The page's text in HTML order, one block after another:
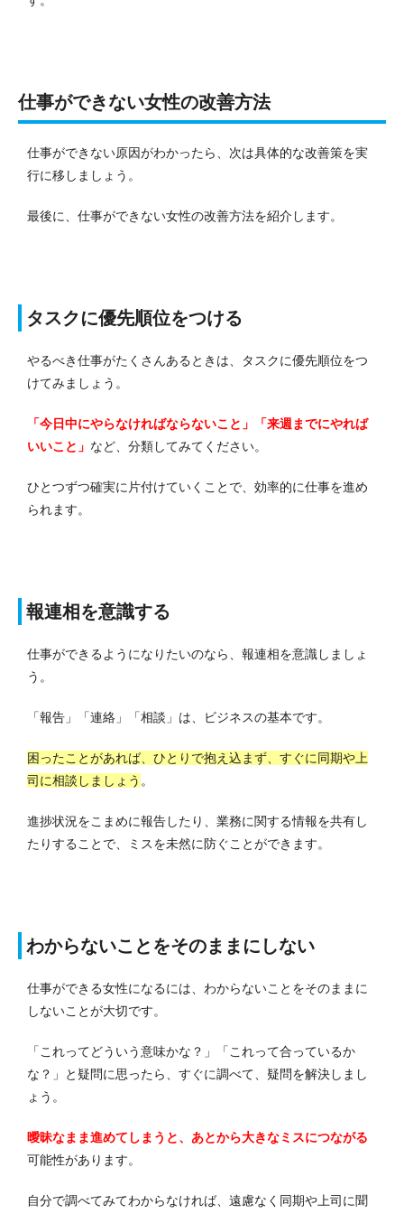
仕事ができない女性の改善方法
仕事ができない原因がわかったら、次は具体的な改善策を実
行に移しましょう。
最後に、仕事ができない女性の改善方法を紹介します。
タスクに優先順位をつける
やるべき仕事がたくさんあるときは、タスクに優先順位をつ
けてみましょう。
「今日中にやらなければならないこと」「来週までにやれば
いいこと」 など、分類してみてください。
ひとつずつ確実に片付けていくことで、効率的に仕事を進め
られます。
報連相を意識する
仕事ができるようになりたいのなら、報連相を意識しましょ
う。
「報告」「連絡」「相談」は、ビジネスの基本です。
困ったことがあれば、ひとりで抱え込まず、すぐに同期や上
司に相談しましょう 。
進捗状況をこまめに報告したり、業務に関する情報を共有し
たりすることで、ミスを未然に防ぐことができます。
わからないことをそのままにしない
仕事ができる女性になるには、わからないことをそのままに
しないことが大切です。
「これってどういう意味かな？」「これって合っているか
な？」と疑問に思ったら、すぐに調べて、疑問を解決しまし
ょう。
曖昧なまま進めてしまうと、あとから大きなミスにつながる
可能性があります。
自分で調べてみてわからなければ、遠慮なく同期や上司に聞